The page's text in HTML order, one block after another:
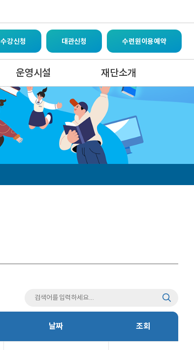
수강신청 대관신청 수련원이용예약
운영시설 재단소개
날짜 조회